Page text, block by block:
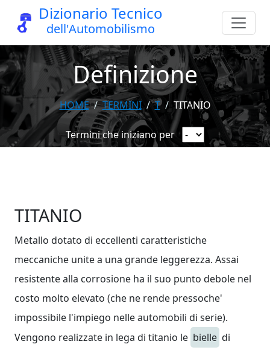
Dizionario Tecnico
dell'Automobilismo
Definizione
HOME TERMINI T TITANIO
Termini che iniziano per
TITANIO
Metallo dotato di eccellenti caratteristiche
meccaniche unite a una grande leggerezza. Assai
resistente alla corrosione ha il suo punto debole nel
costo molto elevato (che ne rende pressoche'
impossibile l'impiego nelle automobili di serie).
Vengono realizzate in lega di titanio le bielle di